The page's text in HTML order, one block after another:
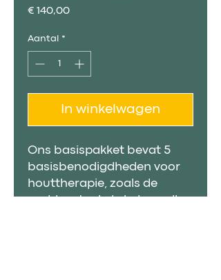
€ 140,00Prijs
Aantal *
In winkelwagen
Ons basispakket bevat 5
basisbenodigdheden voor
houttherapie, zoals de
paddenstoel, de kubusroller,